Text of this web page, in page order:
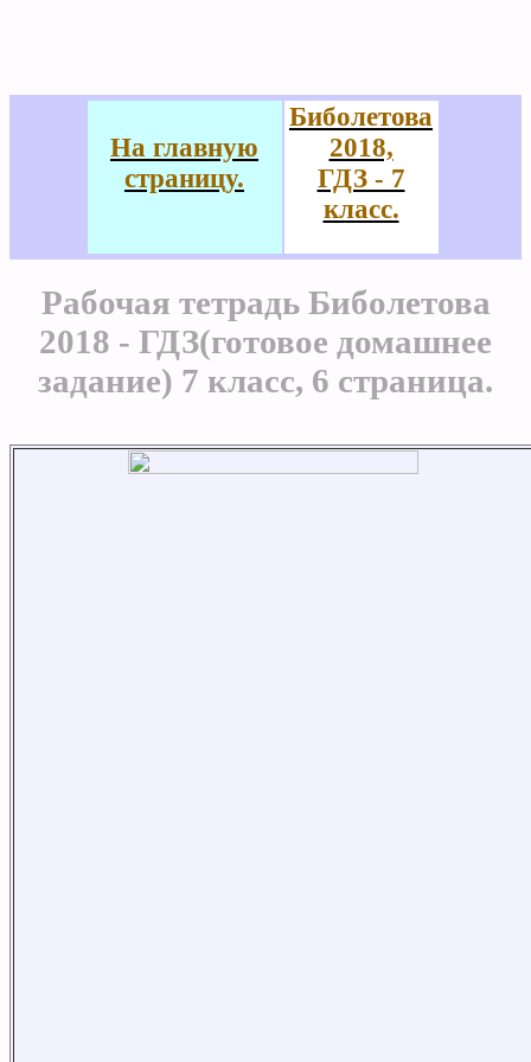
На главную
страницу.
Биболетова
2018,
ГДЗ - 7
класс.
Рабочая тетрадь Биболетова
2018 - ГДЗ(готовое домашнее
задание) 7 класс, 6 страница.